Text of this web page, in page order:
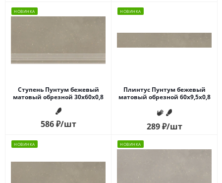
НОВИНКА
Ступень Пунтум бежевый
матовый обрезной 30x60x0,8
586₽/шт
НОВИНКА
Плинтус Пунтум бежевый
матовый обрезной 60x9,5x0,8
289₽/шт
НОВИНКА НОВИНКА